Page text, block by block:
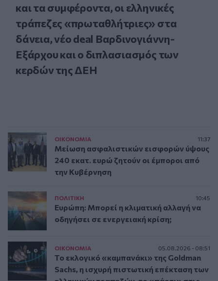
και τα συμφέροντα, οι ελληνικές
τράπεζες «πρωταθλήτριες» στα
δάνεια, νέο deal Βαρδινογιάννη-
Εξάρχου και ο διπλασιασμός των
κερδών της ΔΕΗ
ΟΙΚΟΝΟΜΙΑ 11:37
Μείωση ασφαλιστικών εισφορών ύψους
240 εκατ. ευρώ ζητούν οι έμποροι από
την Κυβέρνηση
ΠΟΛΙΤΙΚΗ 10:45
Ευρώπη: Μπορεί η κλιματική αλλαγή να
οδηγήσει σε ενεργειακή κρίση;
ΟΙΚΟΝΟΜΙΑ 05.08.2026 - 08:51
Το εκλογικό «καμπανάκι» της Goldman
Sachs, η ισχυρή πιστωτική επέκταση των